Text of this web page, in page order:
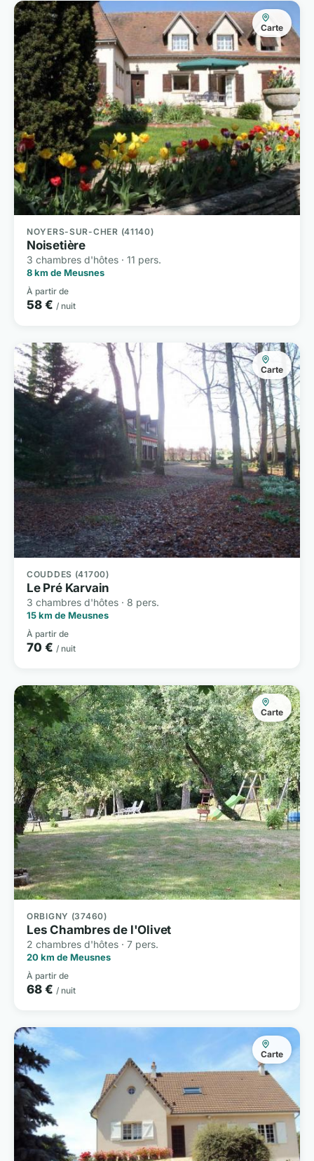
Carte
NOYERS-SUR-CHER (41140)
Noisetière
3 chambres d'hôtes · 11 pers.
8 km de Meusnes
À partir de
58 € / nuit
Carte
COUDDES (41700)
Le Pré Karvain
3 chambres d'hôtes · 8 pers.
15 km de Meusnes
À partir de
70 € / nuit
Carte
ORBIGNY (37460)
Les Chambres de l'Olivet
2 chambres d'hôtes · 7 pers.
20 km de Meusnes
À partir de
68 € / nuit
Carte